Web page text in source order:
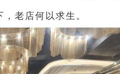
老店何以求生。